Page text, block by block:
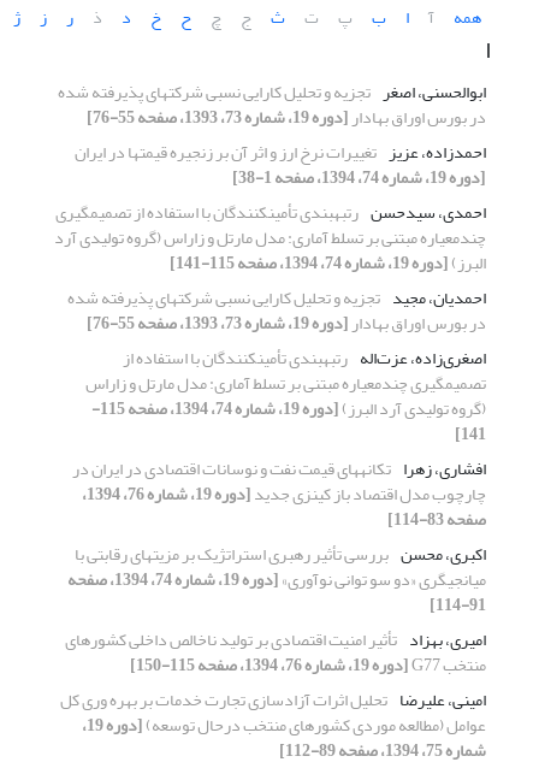
همه
آ ا ب پ ت ث ج چ ح خ د ذ ر ز ژ
ا
ابوالحسنی، اصغر تجزیه و تحلیل کارایی نسبی شرکتهای پذیرفته شده
در بورس اوراق بهادار[دوره 19، شماره 73، 1393، صفحه 55-76]
احمدزاده، عزیز تغییرات نرخ ارز و اثر آن بر زنجیره قیمتها در ایران
[دوره 19، شماره 74، 1394، صفحه 1-38]
احمدی، سیدحسن رتبهبندی تأمینکنندگان با استفاده از تصمیمگیری
چندمعیاره مبتنی بر تسلط آماری: مدل مارتل و زاراس (گروه تولیدی آرد
البرز)[دوره 19، شماره 74، 1394، صفحه 115-141]
احمدیان، مجید تجزیه و تحلیل کارایی نسبی شرکتهای پذیرفته شده
در بورس اوراق بهادار[دوره 19، شماره 73، 1393، صفحه 55-76]
اصغری‌زاده، عزت‌اله رتبهبندی تأمینکنندگان با استفاده از
تصمیمگیری چندمعیاره مبتنی بر تسلط آماری: مدل مارتل و زاراس
(گروه تولیدی آرد البرز) [دوره 19، شماره 74، 1394، صفحه 115-
141]
افشاری، زهرا تکانههای قیمت نفت و نوسانات اقتصادی در ایران در
چارچوب مدل اقتصاد باز کینزی جدید [دوره 19، شماره 76، 1394،
صفحه 83-114]
اکبری، محسن بررسی تأثیر رهبری استراتژیک بر مزیتهای رقابتی با
میانجیگری «دو سو توانی نوآوری» [دوره 19، شماره 74، 1394، صفحه
91-114]
امیری، بهزاد تأثیر امنیت اقتصادی بر تولید ناخالص داخلی کشورهای
منتخب G77
[دوره 19، شماره 76، 1394، صفحه 115-150]
امینی، علیرضا تحلیل اثرات آزادسازی تجارت خدمات بر بهره وری کل
عوامل (مطالعه موردی کشورهای منتخب درحال توسعه) [دوره 19،
شماره 75، 1394، صفحه 89-112]